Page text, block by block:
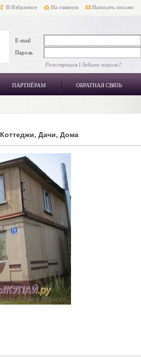
В Избранное На главную Написать письмо
E-mail
Пароль
Регистрация| Забыли пароль?
ПАРТНЁРАМ ОБРАТНАЯ СВЯЗЬ
Коттеджи, Дачи, Дома